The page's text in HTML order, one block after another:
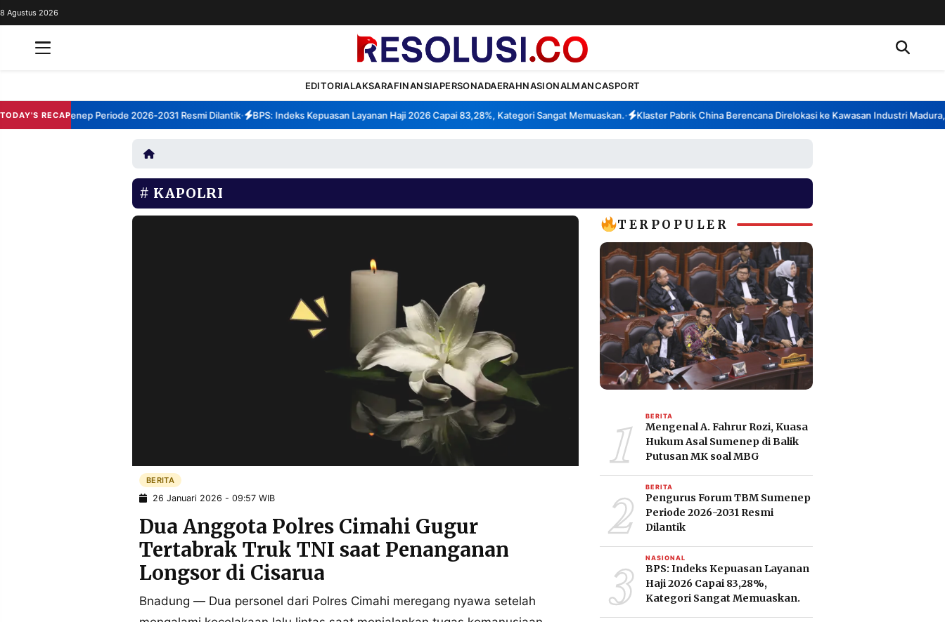
REDAKSI
PERSONA
NASIONAL
8 Agustus 2026
EDITORIALAKSARAFINANSIAPERSONADAERAHNASIONALMANCASPORT
TODAY'S RECAP
TBM Sumenep Periode 2026-2031 Resmi Dilantik• BPS: Indeks Kepuasan Layanan Haji 2026 Capai 83,28%, Kategori Sangat Memuaskan.• Klaster Pabrik China Berencana Direlokasi ke Kawasan Industri Madura,
KAPOLRI
BERITA
26 Januari 2026 - 09:57 WIB
Dua Anggota Polres Cimahi Gugur
Tertabrak Truk TNI saat Penanganan
Longsor di Cisarua
Bnadung — Dua personel dari Polres Cimahi meregang nyawa setelah
TERPOPULER
1 BERITA
Mengenal A. Fahrur Rozi, Kuasa
Hukum Asal Sumenep di Balik
Putusan MK soal MBG
2 BERITA
Pengurus Forum TBM Sumenep
Periode 2026-2031 Resmi
Dilantik
3 NASIONAL
BPS: Indeks Kepuasan Layanan
Haji 2026 Capai 83,28%,
Kategori Sangat Memuaskan.